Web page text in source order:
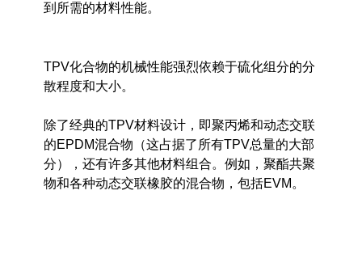
到所需的材料性能。
TPV化合物的机械性能强烈依赖于硫化组分的分
散程度和大小。
除了经典的TPV材料设计，即聚丙烯和动态交联
的EPDM混合物（这占据了所有TPV总量的大部
分），还有许多其他材料组合。例如，聚酯共聚
物和各种动态交联橡胶的混合物，包括EVM。